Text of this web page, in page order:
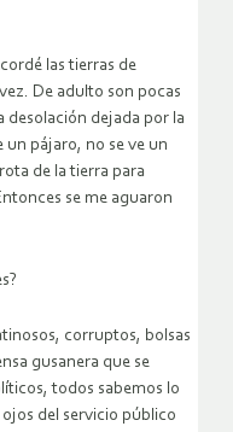
las tierras de
De adulto son pocas
desolación dejada por la
un pájaro, no se ve un
de la tierra para
se me aguaron
corruptos, bolsas
gusanera que se
todos sabemos lo
del servicio público